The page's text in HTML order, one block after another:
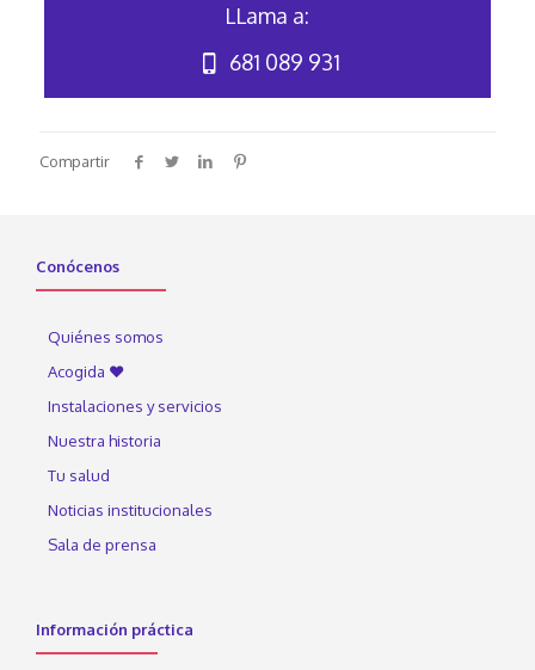
LLama a:
681 089 931
Compartir
Conócenos
Quiénes somos
Acogida ♥
Instalaciones y servicios
Nuestra historia
Tu salud
Noticias institucionales
Sala de prensa
Información práctica